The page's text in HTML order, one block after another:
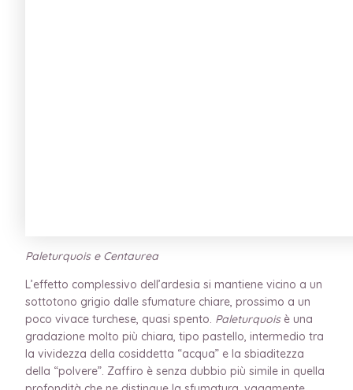
Paleturquois e Centaurea
L’effetto complessivo dell’ardesia si mantiene vicino a un
sottotono grigio dalle sfumature chiare, prossimo a un
poco vivace turchese, quasi spento. Paleturquoisè una
gradazione molto più chiara, tipo pastello, intermedio tra
la vividezza della cosiddetta “acqua” e la sbiaditezza
della “polvere”. Zaffiro è senza dubbio più simile in quella